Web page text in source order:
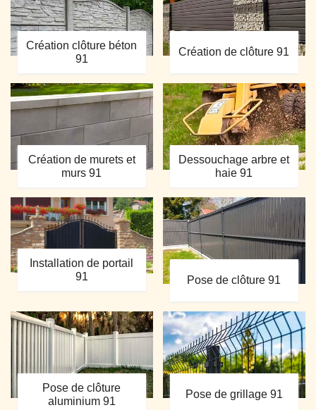
Création clôture béton
91
Création de clôture 91
Création de murets et
murs 91
Dessouchage arbre et
haie 91
Installation de portail
91
Pose de clôture 91
Pose de clôture
aluminium 91
Pose de grillage 91